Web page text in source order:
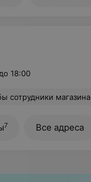
до 18:00
товаров сообщали о том, что в магазинах
7 Все адреса